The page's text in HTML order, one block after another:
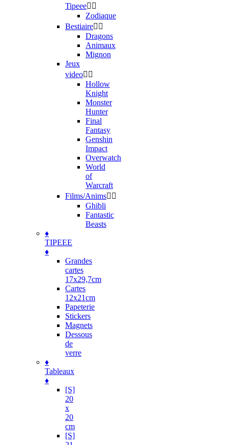
Tipeee 
Zodiaque
Bestiaire 
Dragons
Animaux
Mignon
Jeux
video 
Hollow
Knight
Monster
Hunter
Final
Fantasy
Genshin
Impact
Overwatch
World
of
Warcraft
Films/Anims 
Ghibli
Fantastic
Beasts
♦
TIPEEE
♦
Grandes
cartes
17x29,7cm
Cartes
12x21cm
Papeterie
Stickers
Magnets
Dessous
de
verre
♦
Tableaux
♦
[S]
20
x
20
cm
[S]